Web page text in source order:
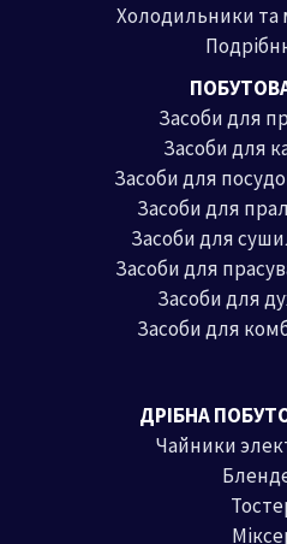
Холодильники
Засоби для
Засоби для
Засоби для
Засоби для
Засоби для
Засоби для
Засоби для
Засоби для
ДРІБНА
Чайники